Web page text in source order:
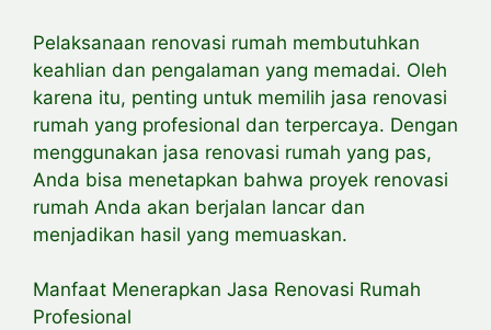
Pelaksanaan renovasi rumah membutuhkan
keahlian dan pengalaman yang memadai. Oleh
karena itu, penting untuk memilih jasa renovasi
rumah yang profesional dan terpercaya. Dengan
menggunakan jasa renovasi rumah yang pas,
Anda bisa menetapkan bahwa proyek renovasi
rumah Anda akan berjalan lancar dan
menjadikan hasil yang memuaskan.
Manfaat Menerapkan Jasa Renovasi Rumah
Profesional